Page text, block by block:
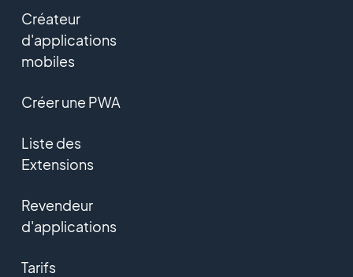
Créateur
d'applications
mobiles
Créer une PWA
Liste des
Extensions
Revendeur
d'applications
Tarifs